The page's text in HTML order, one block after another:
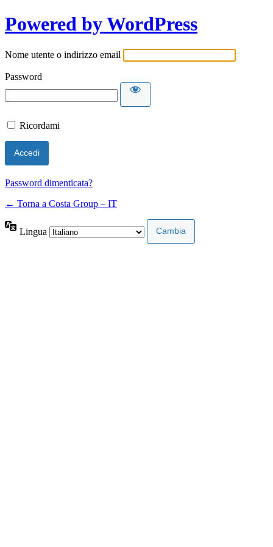
Powered by WordPress
Nome utente o indirizzo email
Password
Ricordami
Password dimenticata?
← Torna a Costa Group – IT
Lingua